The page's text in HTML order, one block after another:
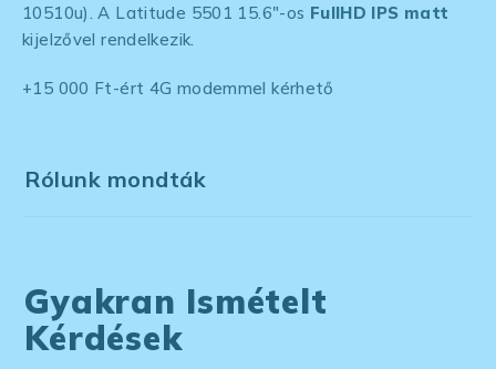
10510u). A Latitude 5501 15.6″-os FullHD IPS matt
kijelzővel rendelkezik.
+15 000 Ft-ért 4G modemmel kérhető
Rólunk mondták
Gyakran Ismételt
Kérdések